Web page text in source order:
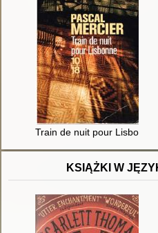
Train de nuit pour Lisbonne
KSIĄŻKI W